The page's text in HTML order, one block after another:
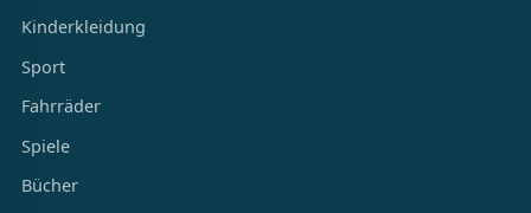
Kinderkleidung
Sport
Fahrräder
Spiele
Bücher